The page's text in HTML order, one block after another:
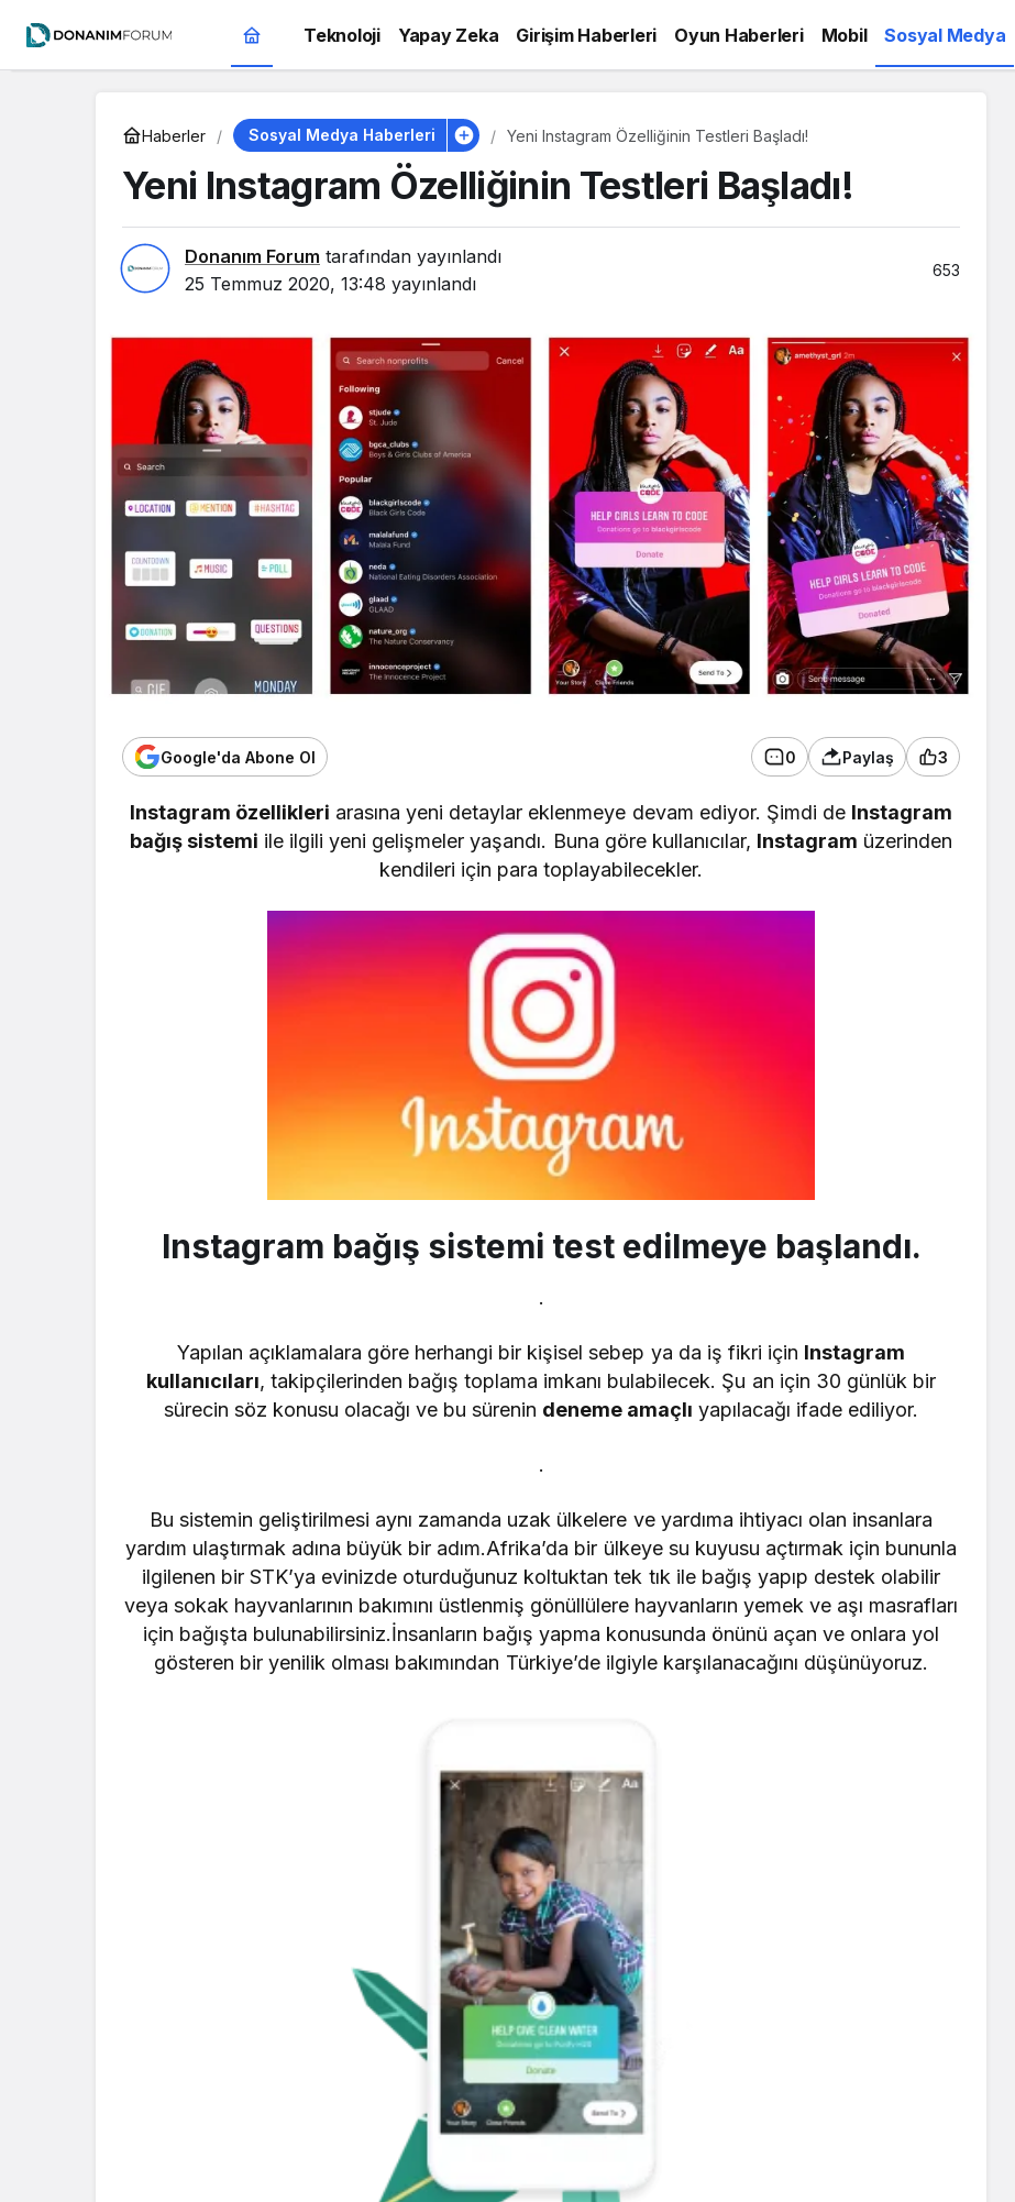
Teknoloji Yapay Zeka Girişim Haberleri Oyun Haberleri Mobil Sosyal Medya
Haberler Sosyal Medya Haberleri Yeni Instagram Özelliğinin Testleri Başladı!
Yeni Instagram Özelliğinin Testleri Başladı!
Donanım Forum tarafından yayınlandı
25 Temmuz 2020, 13:48 yayınlandı
653
Google'da Abone Ol 0 Paylaş 3
Instagram özellikleri arasına yeni detaylar eklenmeye devam ediyor. Şimdi de Instagram
bağış sistemi ile ilgili yeni gelişmeler yaşandı. Buna göre kullanıcılar, Instagram üzerinden
kendileri için para toplayabilecekler.
Instagram bağış sistemi test edilmeye başlandı.
.
Yapılan açıklamalara göre herhangi bir kişisel sebep ya da iş fikri için Instagram
kullanıcıları, takipçilerinden bağış toplama imkanı bulabilecek. Şu an için 30 günlük bir
sürecin söz konusu olacağı ve bu sürenin deneme amaçlı yapılacağı ifade ediliyor.
.
Bu sistemin geliştirilmesi aynı zamanda uzak ülkelere ve yardıma ihtiyacı olan insanlara
yardım ulaştırmak adına büyük bir adım.Afrika’da bir ülkeye su kuyusu açtırmak için bununla
ilgilenen bir STK’ya evinizde oturduğunuz koltuktan tek tık ile bağış yapıp destek olabilir
veya sokak hayvanlarının bakımını üstlenmiş gönüllülere hayvanların yemek ve aşı masrafları
için bağışta bulunabilirsiniz.İnsanların bağış yapma konusunda önünü açan ve onlara yol
gösteren bir yenilik olması bakımından Türkiye’de ilgiyle karşılanacağını düşünüyoruz.